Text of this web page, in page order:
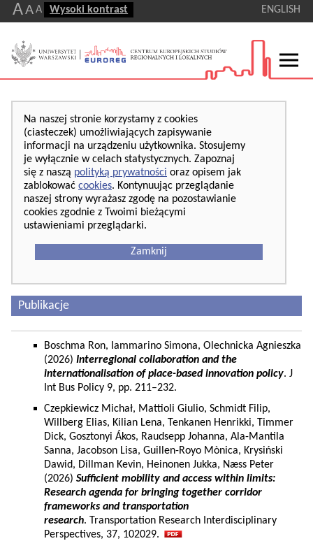
AA A Wysoki kontrast ENGLISH
Na naszej stronie korzystamy z cookies
(ciasteczek) umożliwiających zapisywanie
informacji na urządzeniu użytkownika. Stosujemy
je wyłącznie w celach statystycznych. Zapoznaj
się z naszą polityką prywatności oraz opisem jak
zablokować cookies. Kontynuując przeglądanie
naszej strony wyrażasz zgodę na pozostawianie
cookies zgodnie z Twoimi bieżącymi
ustawieniami przeglądarki.
Zamknij
Publikacje
Boschma Ron, Iammarino Simona, Olechnicka Agnieszka
(2026) Interregional collaboration and the
internationalisation of place-based innovation policy. J
Int Bus Policy 9, pp. 211–232.
Czepkiewicz Michał, Mattioli Giulio, Schmidt Filip,
Willberg Elias, Kilian Lena, Tenkanen Henrikki, Timmer
Dick, Gosztonyi Ákos, Raudsepp Johanna, Ala-Mantila
Sanna, Jacobson Lisa, Guillen-Royo Mònica, Krysiński
Dawid, Dillman Kevin, Heinonen Jukka, Næss Peter
(2026) Sufficient mobility and access within limits:
Research agenda for bringing together corridor
frameworks and transportation
research. Transportation Research Interdisciplinary
Perspectives, 37, 102029.